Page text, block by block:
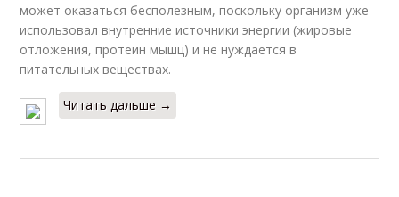
может оказаться бесполезным, поскольку организм уже
использовал внутренние источники энергии (жировые
отложения, протеин мышц) и не нуждается в
питательных веществах.
Читать дальше →